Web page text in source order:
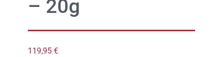
– 20g
119,95 €